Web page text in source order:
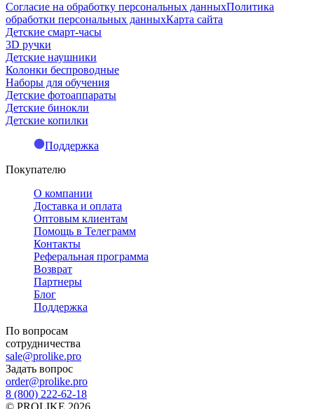
Согласие на обработку персональных данныхПолитика
обработки персональных данныхКарта сайта
Детские смарт-часы
3D ручки
Детские наушники
Колонки беспроводные
Наборы для обучения
Детские фотоаппараты
Детские бинокли
Детские копилки
Поддержка
Покупателю
О компании
Доставка и оплата
Оптовым клиентам
Помощь в Телеграмм
Контакты
Реферальная программа
Возврат
Партнеры
Блог
Поддержка
По вопросам
сотрудничества
sale@prolike.pro
Задать вопрос
order@prolike.pro
8 (800) 222-62-18
© PROLIKE 2026